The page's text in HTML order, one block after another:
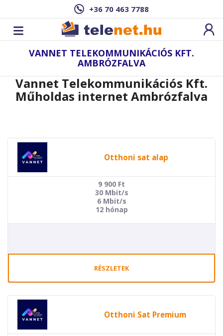
+36 70 463 7788
VANNET TELEKOMMUNIKÁCIÓS KFT.
AMBRÓZFALVA
Vannet Telekommunikációs Kft.
Műholdas internet Ambrózfalva
Otthoni sat alap
9 900 Ft
30 Mbit/s
6 Mbit/s
12 hónap
RÉSZLETEK
Otthoni Sat Premium